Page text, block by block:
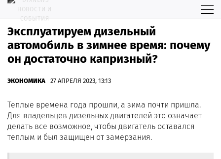
Эксплуатируем дизельный
автомобиль в зимнее время: почему
он достаточно капризный?
ЭКОНОМИКА 27 АПРЕЛЯ 2023, 13:13
Теплые времена года прошли, а зима почти пришла.
Для владельцев дизельных двигателей это означает
делать все возможное, чтобы двигатель оставался
теплым и был защищен от замерзания.